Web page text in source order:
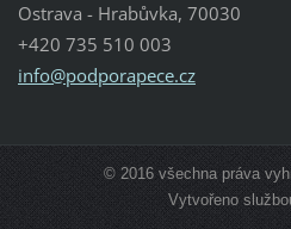
Ostrava - Hrabůvka, 70030
+420 735 510 003
info@podporapece.cz
© 2016 všechna práva
Vytvořeno